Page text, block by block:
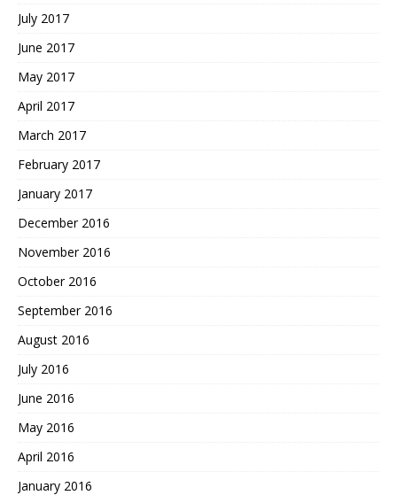
July 2017
June 2017
May 2017
April 2017
March 2017
February 2017
January 2017
December 2016
November 2016
October 2016
September 2016
August 2016
July 2016
June 2016
May 2016
April 2016
January 2016